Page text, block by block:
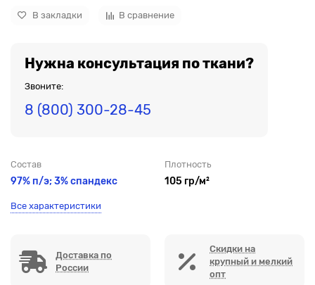
В закладки В сравнение
Нужна консультация по ткани?
Звоните:
8 (800) 300-28-45
Состав
97% п/э; 3% спандекс
Плотность
105 гр/м²
Все характеристики
Доставка по
России
Скидки на
крупный и мелкий
опт